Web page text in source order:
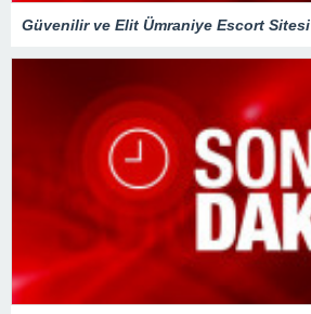
Güvenilir ve Elit Ümraniye Escort Sitesi